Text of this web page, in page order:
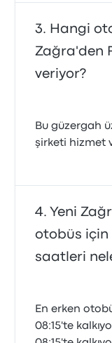
Hangi
Zağra'den
veriyor?
Bu güzergah
şirketi hizmet
Yeni
otobüs için
saatleri
En erken
08:15'te